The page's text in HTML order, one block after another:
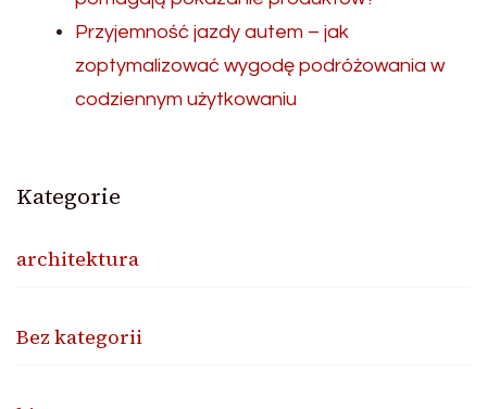
Przyjemność jazdy autem – jak
zoptymalizować wygodę podróżowania w
codziennym użytkowaniu
Kategorie
architektura
Bez kategorii